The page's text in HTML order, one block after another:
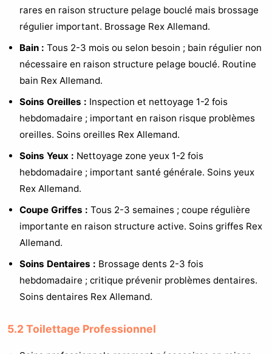
rares en raison structure pelage bouclé mais brossage
régulier important. Brossage Rex Allemand.
Bain : Tous 2-3 mois ou selon besoin ; bain régulier non
nécessaire en raison structure pelage bouclé. Routine
bain Rex Allemand.
Soins Oreilles : Inspection et nettoyage 1-2 fois
hebdomadaire ; important en raison risque problèmes
oreilles. Soins oreilles Rex Allemand.
Soins Yeux : Nettoyage zone yeux 1-2 fois
hebdomadaire ; important santé générale. Soins yeux
Rex Allemand.
Coupe Griffes : Tous 2-3 semaines ; coupe régulière
importante en raison structure active. Soins griffes Rex
Allemand.
Soins Dentaires : Brossage dents 2-3 fois
hebdomadaire ; critique prévenir problèmes dentaires.
Soins dentaires Rex Allemand.
5.2 Toilettage Professionnel